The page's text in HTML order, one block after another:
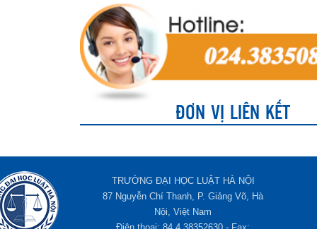
ĐƠN VỊ LIÊN KẾT
TRƯỜNG ĐẠI HỌC LUẬT HÀ NỘI
87 Nguyễn Chí Thanh, P. Giảng Võ, Hà
Nội, Việt Nam